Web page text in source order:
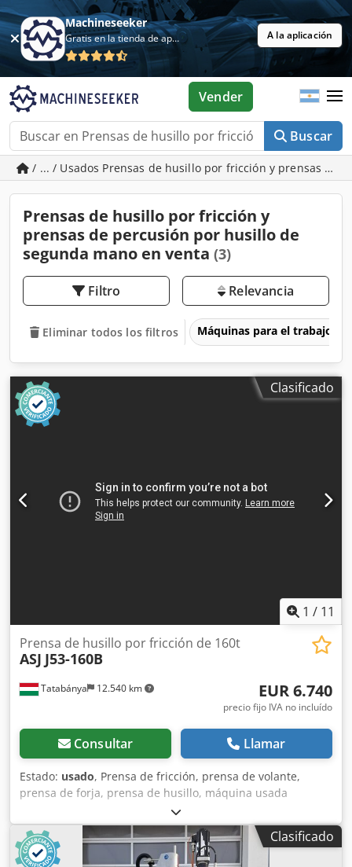
Machineseeker
Gratis en la tienda de aplicaciones A la aplicación
Buscar
Vender
/ ... / Usados Prensas de husillo por fricción y prensas de
Prensas de husillo por fricción y
prensas de percusión por husillo de
segunda mano en venta (3)
Filtro Relevancia
Eliminar todos los filtros Máquinas para el trabajo
Clasificado
1 / 11
Tatabánya 12.540 km
Prensa de husillo por fricción de 160t
ASJ J53-160B
EUR 6.740
precio fijo IVA no incluído
Consultar Llamar
Estado: usado, Prensa de fricción, prensa de volante,
prensa de forja, prensa de husillo, máquina usada
Fabricante: ASJ Modelo: J53-160B Dimensiones generales:
Cedsxpf U Aopfx Ai Djrf Ancho: 1850 mm Fondo: 1380 mm
Altura: 3140 mm Peso: 8190 kg Dimensiones de la mesa:
560 × 510 mm Apertura libre sin mesa: 560 × 560 mm
Clasificado